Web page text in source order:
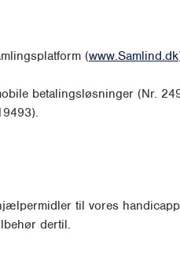
(www.Samlind.dk
betalingsløsninger (Nr.
til vores
dertil.